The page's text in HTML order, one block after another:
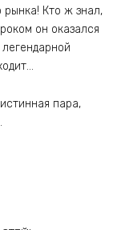
рынка! Кто ж знал,
он оказался
пара,